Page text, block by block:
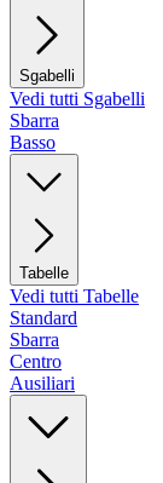
Sgabelli
Vedi tutti Sgabelli
Sbarra
Basso
Tabelle
Vedi tutti Tabelle
Standard
Sbarra
Centro
Ausiliari